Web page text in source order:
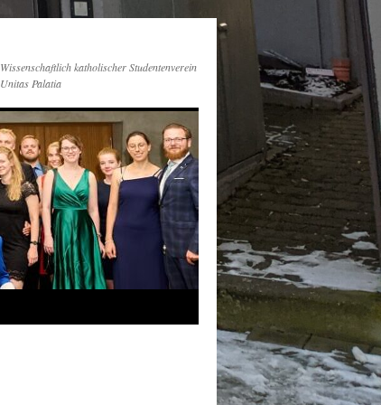
Wissenschaftlich katholischer Studentenverein
Unitas Palatia